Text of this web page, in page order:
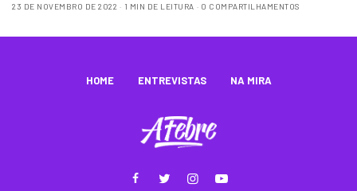
23 DE NOVEMBRO DE 2022
1 MIN DE LEITURA 0 COMPARTILHAMENTOS
HOME ENTREVISTAS NA MIRA